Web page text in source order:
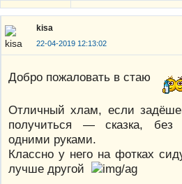
kisa
22-04-2019 12:13:02
Добро пожаловать в стаю
Отличный хлам, если
получиться — сказка, без
одними руками.
Классно у него на фотках
лучше другой